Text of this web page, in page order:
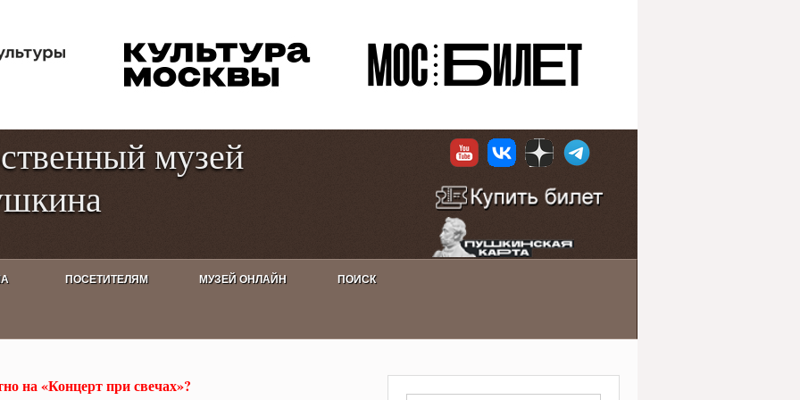
содержанию
contrast
музей
ПОСЕТИТЕЛЯМ МУЗЕЙ ОНЛАЙН ПОИСК
при свечах»? Можно по
на «Концерт при свечах»?